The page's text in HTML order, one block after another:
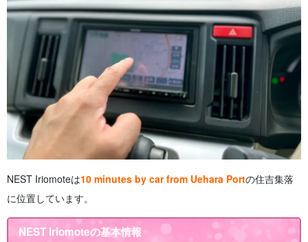
NEST Iriomoteは10 minutes by car from Uehara Portの住吉集落
に位置しています。
NEST Iriomoteの基本情報